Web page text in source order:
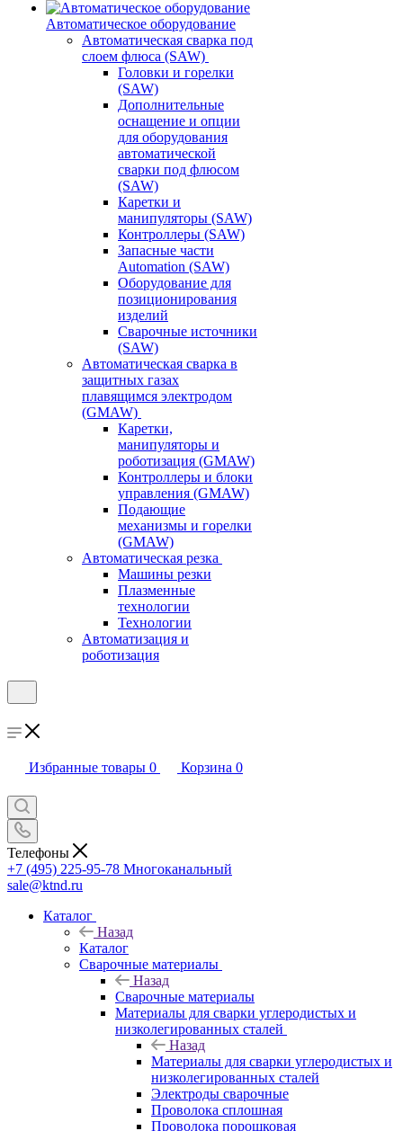
Автоматическое оборудование
Автоматическая сварка под
слоем флюса (SAW)
Головки и горелки
(SAW)
Дополнительные
оснащение и опции
для оборудования
автоматической
сварки под флюсом
(SAW)
Каретки и
манипуляторы (SAW)
Контроллеры (SAW)
Запасные части
Automation (SAW)
Оборудование для
позиционирования
изделий
Сварочные источники
(SAW)
Автоматическая сварка в
защитных газах
плавящимся электродом
(GMAW)
Каретки,
манипуляторы и
роботизация (GMAW)
Контроллеры и блоки
управления (GMAW)
Подающие
механизмы и горелки
(GMAW)
Автоматическая резка
Машины резки
Плазменные
технологии
Технологии
Автоматизация и
роботизация
Избранные товары 0 Корзина 0
Телефоны
+7 (495) 225-95-78 Многоканальный
sale@ktnd.ru
Каталог
Назад
Каталог
Сварочные материалы
Назад
Сварочные материалы
Материалы для сварки углеродистых и
низколегированных сталей
Назад
Материалы для сварки углеродистых и
низколегированных сталей
Электроды сварочные
Проволока сплошная
Проволока порошковая